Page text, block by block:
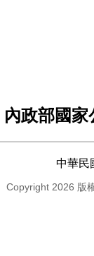
內政部國
中華民
Copyright 2026 版